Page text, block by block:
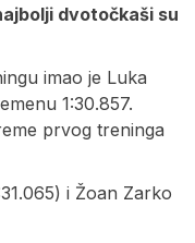
dvotočkaši su
imao je Luka
1:30.857.
prvog treninga
i Žoan Zarko